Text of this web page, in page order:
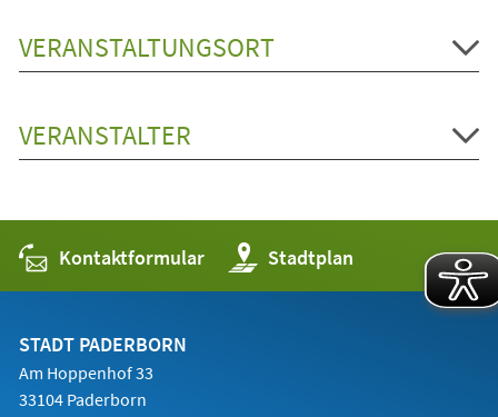
VERANSTALTUNGSORT
VERANSTALTER
Kontaktformular Stadtplan
(Öffnet
in
einem
STADT PADERBORN
Am Hoppenhof 33
33104 Paderborn